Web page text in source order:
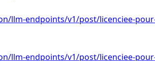
llm-endpoints/v1/post/licenciee-
llm-endpoints/v1/post/licenciee-